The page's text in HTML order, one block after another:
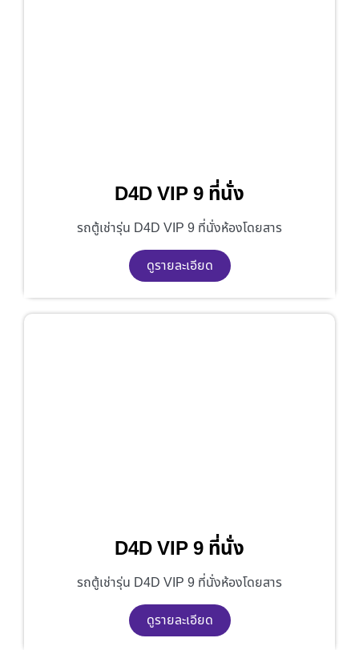
D4D VIP 9 ที่นั่ง
รถตู้เช่ารุ่น D4D VIP 9 ที่นั่งห้องโดยสาร
ดูรายละเอียด
D4D VIP 9 ที่นั่ง
รถตู้เช่ารุ่น D4D VIP 9 ที่นั่งห้องโดยสาร
ดูรายละเอียด